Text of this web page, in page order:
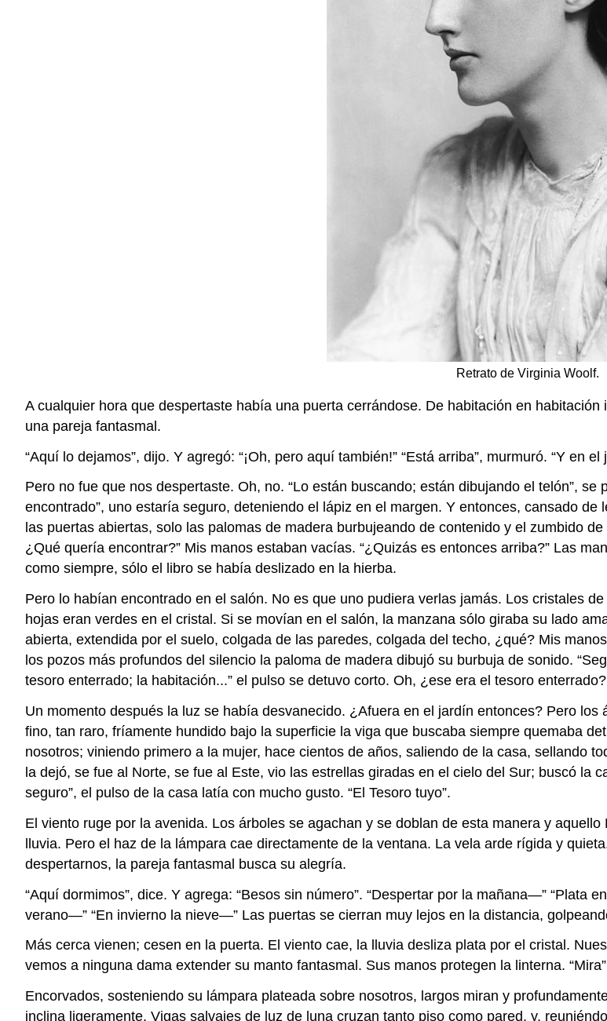
Retrato de Virginia Woolf.
A cualquier hora que despertaste había una puerta cerrándose. De habitación en
una pareja fantasmal.
“Aquí lo dejamos”, dijo. Y agregó: “¡Oh, pero aquí también!” “Está arriba”, murmuró. “Y en
Pero no fue que nos despertaste. Oh, no. “Lo están buscando; están dibujando el telón”,
encontrado”, uno estaría seguro, deteniendo el lápiz en el margen. Y entonces, cansado
las puertas abiertas, solo las palomas de madera burbujeando de contenido y el zumbido
¿Qué quería encontrar?” Mis manos estaban vacías. “¿Quizás es entonces arriba?” Las
como siempre, sólo el libro se había deslizado en la hierba.
Pero lo habían encontrado en el salón. No es que uno pudiera verlas jamás. Los cristales
hojas eran verdes en el cristal. Si se movían en el salón, la manzana sólo giraba su lado
abierta, extendida por el suelo, colgada de las paredes, colgada del techo, ¿qué? Mis
los pozos más profundos del silencio la paloma de madera dibujó su burbuja de sonido.
tesoro enterrado; la habitación...” el pulso se detuvo corto. Oh, ¿ese era el tesoro enterrado?
Un momento después la luz se había desvanecido. ¿Afuera en el jardín entonces? Pero
fino, tan raro, fríamente hundido bajo la superficie la viga que buscaba siempre quemaba
nosotros; viniendo primero a la mujer, hace cientos de años, saliendo de la casa, sellando
la dejó, se fue al Norte, se fue al Este, vio las estrellas giradas en el cielo del Sur; buscó la
seguro”, el pulso de la casa latía con mucho gusto. “El Tesoro tuyo”.
El viento ruge por la avenida. Los árboles se agachan y se doblan de esta manera y
lluvia. Pero el haz de la lámpara cae directamente de la ventana. La vela arde rígida y
despertarnos, la pareja fantasmal busca su alegría.
“Aquí dormimos”, dice. Y agrega: “Besos sin número”. “Despertar por la mañana—” “Plata
verano—” “En invierno la nieve—” Las puertas se cierran muy lejos en la distancia,
Más cerca vienen; cesen en la puerta. El viento cae, la lluvia desliza plata por el cristal.
vemos a ninguna dama extender su manto fantasmal. Sus manos protegen la linterna.
Encorvados, sosteniendo su lámpara plateada sobre nosotros, largos miran y
inclina ligeramente. Vigas salvajes de luz de luna cruzan tanto piso como pared, y,